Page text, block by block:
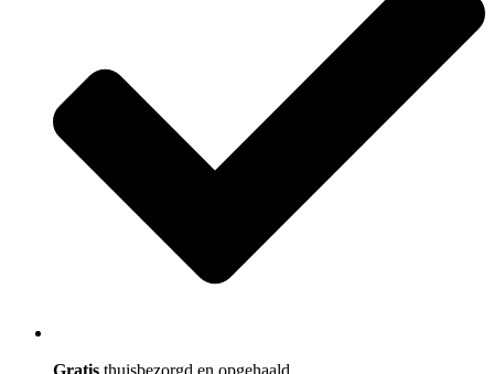
Gratis thuisbezorgd en opgehaald